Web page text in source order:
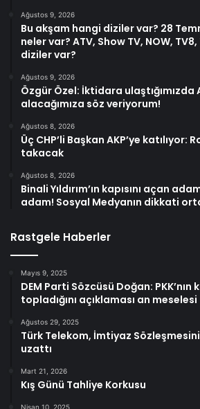
Ağustos 9, 2026
Bu akşam hangi diziler var? 28
neler var? ATV, Show TV, NOW,
diziler var?
Ağustos 9, 2026
Özgür Özel: İktidara ulaştığımızda
alacağımıza söz veriyorum!
Ağustos 8, 2026
Üç CHP’li Başkan AKP’ye katılıyor:
takacak
Ağustos 8, 2026
Binali Yıldırım’ın kapısını açan
adam! Sosyal Medyanın dikkati
Rastgele Haberler
Mayıs 9, 2025
DEM Parti Sözcüsü Doğan: PKK’nın
topladığını açıklaması an meselesi
Ağustos 29, 2025
Türk Telekom, İmtiyaz
uzattı
Mart 21, 2026
Kış Günü Tahliye Korkusu
Nisan 10, 2025